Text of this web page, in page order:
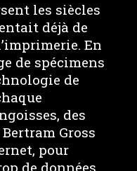
les siècles
déjà de
En
de spécimens
de
des
Gross
pour
de données.